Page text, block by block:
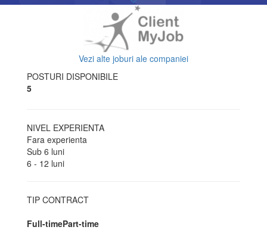
Vezi alte joburi ale companiei
POSTURI DISPONIBILE
5
NIVEL EXPERIENTA
Fara experienta
Sub 6 luni
6 - 12 luni
TIP CONTRACT
Full-timePart-time